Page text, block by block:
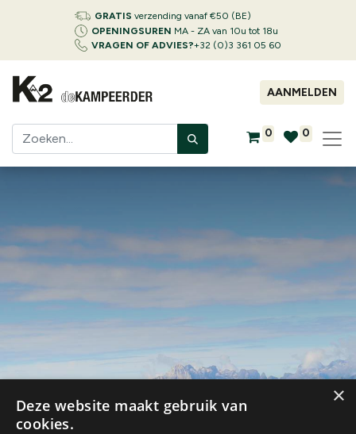
GRATIS verzending vanaf €50 (BE)
OPENINGSUREN MA - ZA van 10u tot 18u
VRAGEN OF ADVIES?+32 (0)3 361 05 60
AANMELDEN
0 0
×
Deze website maakt gebruik van
cookies.